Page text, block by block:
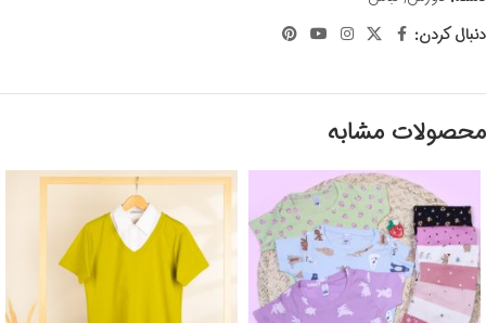
دنبال کردن:
محصولات مشابه